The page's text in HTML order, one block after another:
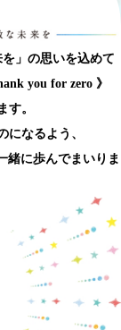
」の思いを込めて
you for zero 》
す。
になるよう、
緒に歩んでまいりま